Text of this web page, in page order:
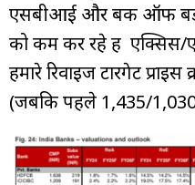
एसबीआई और बैंक ऑफ
को कम कर रहे हैं
हमारे रिवाइज टारगेट प्राइस
(जबकि पहले ₹1,435/